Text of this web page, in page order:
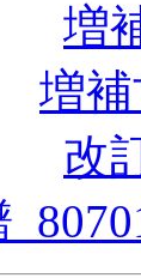
増
増
改